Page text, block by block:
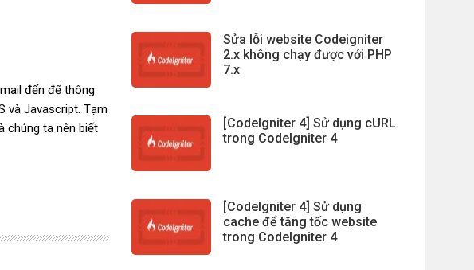
đến để thông
và Javascript. Tạm
chúng ta nên biết
Sửa lỗi website Codeigniter
2.x không chạy được với PHP
7.x
[CodeIgniter 4] Sử dụng cURL
trong CodeIgniter 4
[CodeIgniter 4] Sử dụng
cache để tăng tốc website
trong CodeIgniter 4